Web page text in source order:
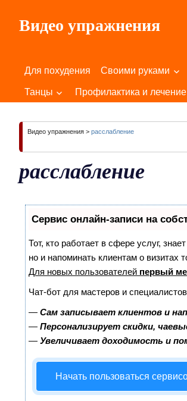
содержимому
Видео упражнения
Вашего
Для похудения Своими руками
Танцы Профилактика и лечение
Видео упражнения > расслабление
расслабление
Сервис онлайн-записи на
Тот, кто работает в сфере услуг,
но и напоминать клиентам о
Для новых пользователей первый
Чат-бот для мастеров и
— Сам записывает клиентов и
— Персонализирует скидки,
— Увеличивает доходимость и
Начать пользоваться